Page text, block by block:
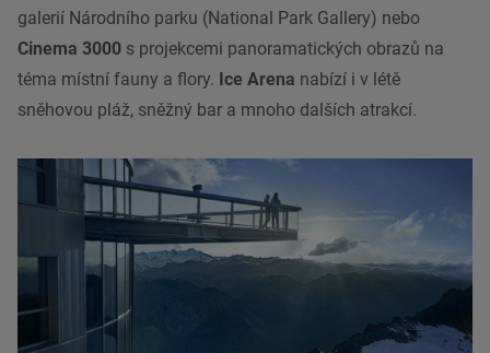
galerií Národního parku (National Park Gallery) nebo
Cinema 3000 s projekcemi panoramatických obrazů na
téma místní fauny a flory. Ice Arena nabízí i v létě
sněhovou pláž, sněžný bar a mnoho dalších atrakcí.